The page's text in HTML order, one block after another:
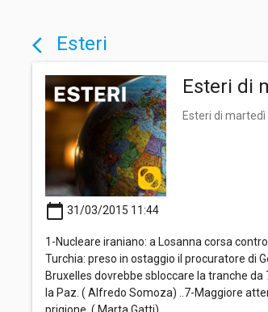
arrow_back_ios Esteri
Esteri di
Esteri di
calendar_today 31/03/2015 11:44
1-Nucleare iraniano: a Losanna corsa
Turchia: preso in ostaggio il procuratore di
Bruxelles dovrebbe sbloccare la tranche
la Paz. ( Alfredo Somoza) ..7-Maggiore